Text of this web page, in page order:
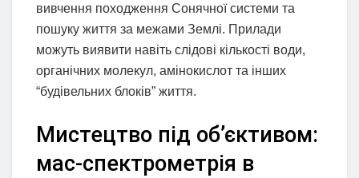
вивчення походження Сонячної системи та
пошуку життя за межами Землі. Прилади
можуть виявити навіть слідові кількості води,
органічних молекул, амінокислот та інших
“будівельних блоків” життя.
Мистецтво під об’єктивом:
мас-спектрометрія в